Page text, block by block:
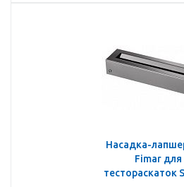
Насадка-
Fimar для
тестораскаток